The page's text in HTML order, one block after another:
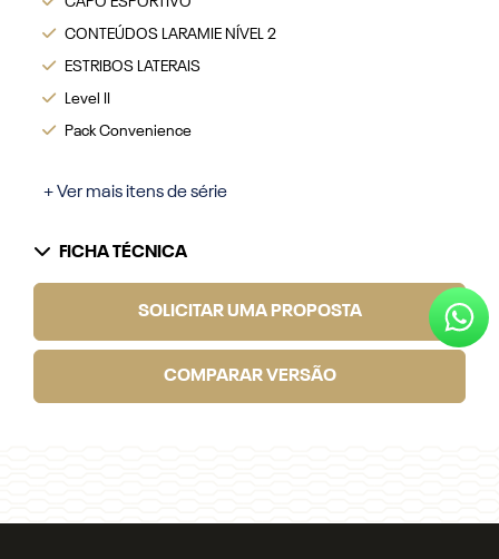
CONTEÚDOS LARAMIE NÍVEL 2
ESTRIBOS LATERAIS
Level II
Pack Convenience
+ Ver mais itens de série
FICHA TÉCNICA
SOLICITAR UMA PROPOSTA
COMPARAR VERSÃO